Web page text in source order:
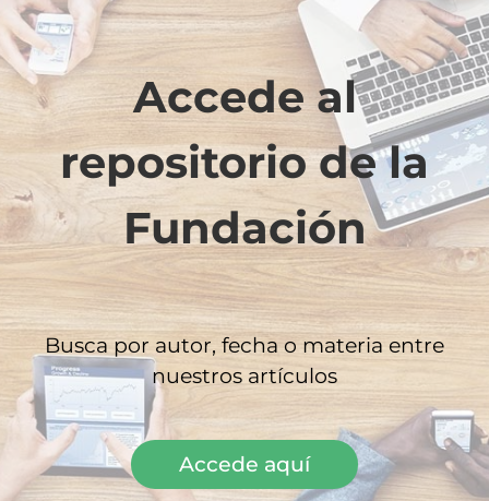
más profundo a todas las personas
víctimas de estos incendios.
Accede al
repositorio de la
Fundación
Busca por autor, fecha o materia entre
nuestros artículos
Accede aquí